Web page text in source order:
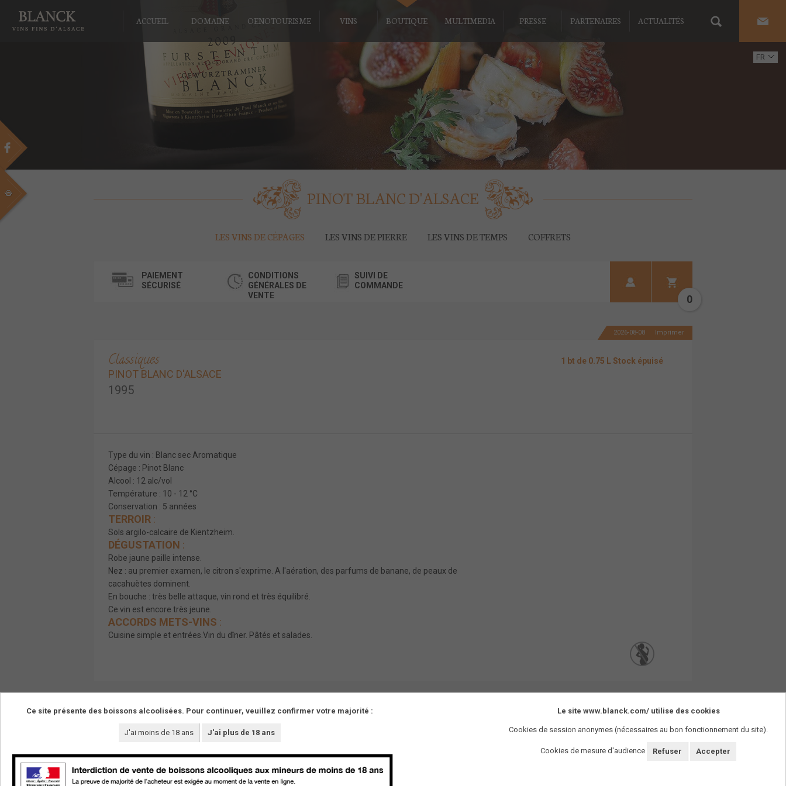
ACCUEIL DOMAINE OENOTOURISME VINS BOUTIQUE MULTIMEDIA PRESSE PARTENAIRES ACTUALITÉS
FR
PINOT BLANC D'ALSACE
LES VINS DE CÉPAGES LES VINS DE PIERRE LES VINS DE TEMPS COFFRETS
PAIEMENT
SÉCURISÉ
CONDITIONS
GÉNÉRALES DE
VENTE
SUIVI DE
COMMANDE
0
2026-08-08 Imprimer
Classiques
PINOT BLANC D'ALSACE
1995
1 bt de 0.75 L Stock épuisé
Type du vin : Blanc sec Aromatique
Cépage : Pinot Blanc
Alcool : 12 alc/vol
Température : 10 - 12 °C
Conservation : 5 années
TERROIR :
Sols argilo-calcaire de Kientzheim.
DÉGUSTATION :
Robe jaune paille intense.
Nez : au premier examen, le citron s'exprime. A l'aération, des parfums de banane, de peaux de
cacahuètes dominent.
En bouche : très belle attaque, vin rond et très équilibré.
Ce vin est encore très jeune.
ACCORDS METS-VINS :
Cuisine simple et entrées.Vin du dîner. Pâtés et salades.
Ce site présente des boissons alcoolisées. Pour continuer, veuillez confirmer votre majorité :
J'ai moins de 18 ans J'ai plus de 18 ans
Le site www.blanck.com/ utilise des cookies
Cookies de session anonymes (nécessaires au bon fonctionnement du site).
Cookies de mesure d'audience Refuser Accepter